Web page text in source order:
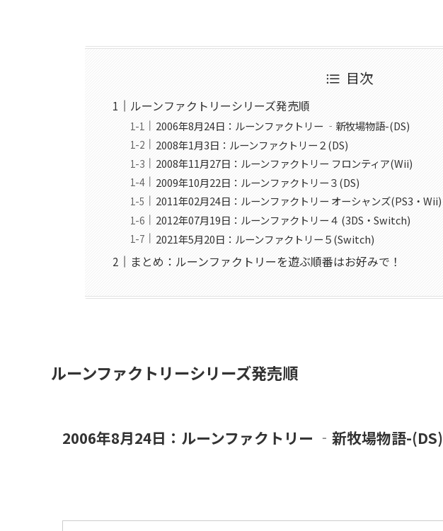
目次
ルーンファクトリーシリーズ発売順
2006年8月24日：ルーンファクトリー ‐新牧場物語-(DS)
2008年1月3日：ルーンファクトリー２(DS)
2008年11月27日：ルーンファクトリー フロンティア(Wii)
2009年10月22日：ルーンファクトリー３(DS)
2011年02月24日：ルーンファクトリー オーシャンズ(PS3・Wii)
2012年07月19日：ルーンファクトリー４ (3DS・Switch)
2021年5月20日：ルーンファクトリー５(Switch)
まとめ：ルーンファクトリーを遊ぶ順番はお好みで！
ルーンファクトリーシリーズ発売順
2006年8月24日：ルーンファクトリー ‐新牧場物語-(DS)